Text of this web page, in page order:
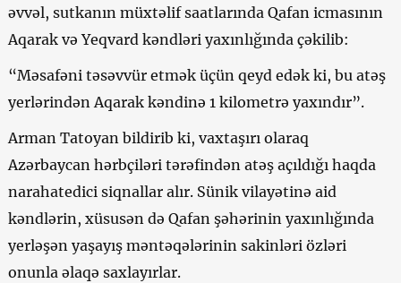
əvvəl, sutkanın müxtəlif saatlarında Qafan icmasının
Aqarak və Yeqvard kəndləri yaxınlığında çəkilib:
“Məsafəni təsəvvür etmək üçün qeyd edək ki, bu atəş
yerlərindən Aqarak kəndinə 1 kilometrə yaxındır”.
Arman Tatoyan bildirib ki, vaxtaşırı olaraq
Azərbaycan hərbçiləri tərəfindən atəş açıldığı haqda
narahatedici siqnallar alır. Sünik vilayətinə aid
kəndlərin, xüsusən də Qafan şəhərinin yaxınlığında
yerləşən yaşayış məntəqələrinin sakinləri özləri
onunla əlaqə saxlayırlar.